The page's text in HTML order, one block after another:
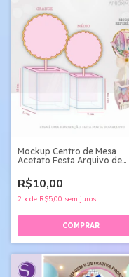
Mockup Centro de Mesa
Acetato Festa Arquivo de
R$10,00
2 x de R$5,00 sem juros